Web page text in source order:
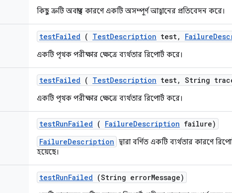
কিছু ত্রুটি অবস্থার কারণে একটি অসম্পূর্ণ আহ্বানের প্রতিবেদন করে।
testFailed ( TestDescription test, Failure
একটি পৃথক পরীক্ষার ক্ষেত্রে ব্যর্থতার রিপোর্ট করে।
testFailed ( TestDescription test, String
একটি পৃথক পরীক্ষার ক্ষেত্রে ব্যর্থতার রিপোর্ট করে।
testRunFailed ( FailureDescription failure)
FailureDescription দ্বারা বর্ণিত একটি ব্যর্থতার কারণে
হয়েছে।
testRunFailed (String errorMessage)